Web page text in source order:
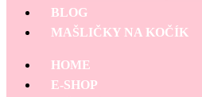
BLOG
MAŠLIČKY NA KOČÍK
HOME
E-SHOP